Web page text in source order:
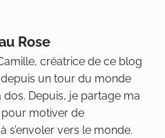
Rose
créatrice de ce blog
un tour du monde
dos. Depuis, je partage ma
pour motiver de
s’envoler vers le monde.